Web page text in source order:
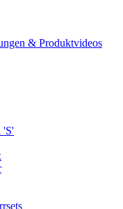
& Produktvideos
'S'